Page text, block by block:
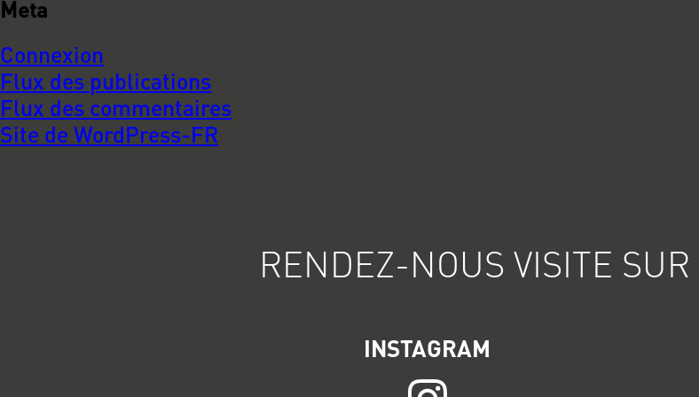
Meta
Connexion
Flux des publications
Flux des commentaires
Site de WordPress-FR
RENDEZ-NOUS VISITE SUR
INSTAGRAM